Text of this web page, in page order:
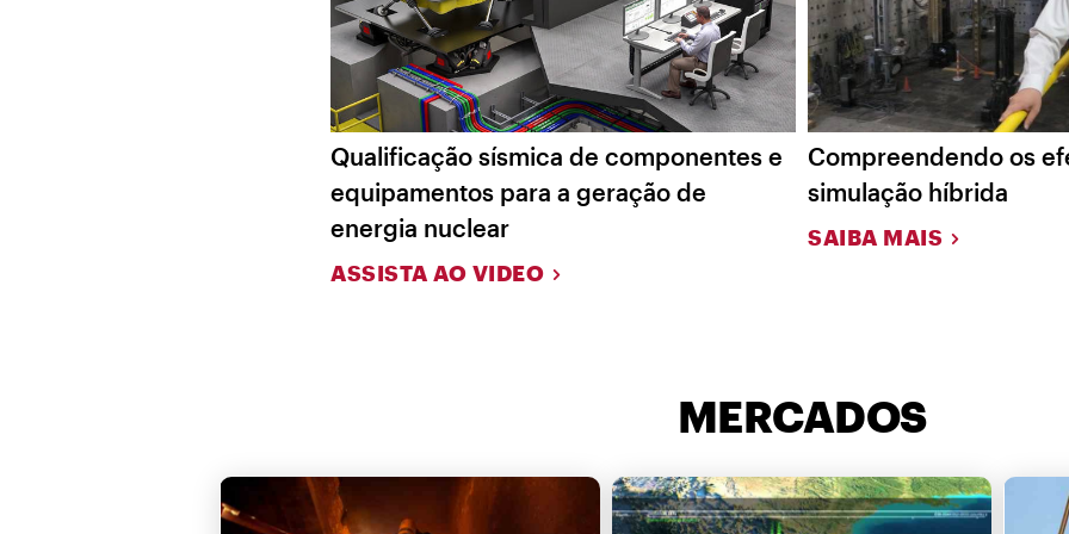
Qualificação sísmica de componentes e
equipamentos para a geração de
energia nuclear
ASSISTA AO VIDEO
Compreendendo os
simulação híbrida
SAIBA MAIS
MERCADOS